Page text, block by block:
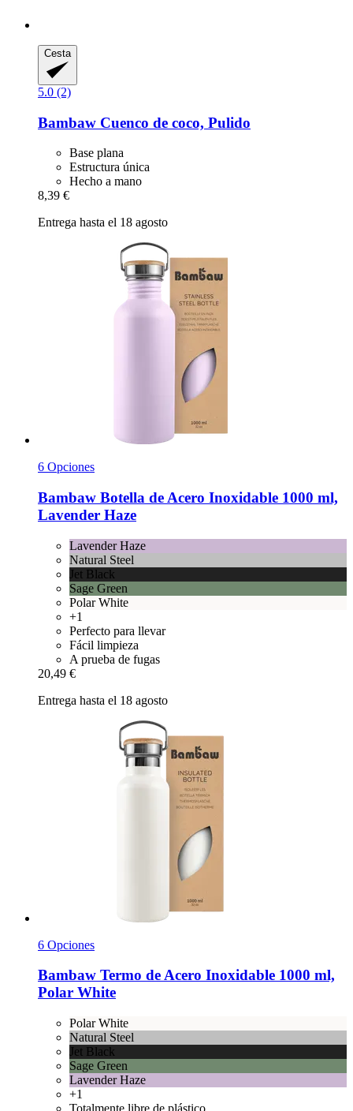
Cesta
5.0 (2)
Bambaw Cuenco de coco, Pulido
Base plana
Estructura única
Hecho a mano
8,39 €
Entrega hasta el 18 agosto
6 Opciones
Bambaw Botella de Acero Inoxidable 1000 ml,
Lavender Haze
Lavender Haze
Natural Steel
Jet Black
Sage Green
Polar White
+1
Perfecto para llevar
Fácil limpieza
A prueba de fugas
20,49 €
Entrega hasta el 18 agosto
6 Opciones
Bambaw Termo de Acero Inoxidable 1000 ml,
Polar White
Polar White
Natural Steel
Jet Black
Sage Green
Lavender Haze
+1